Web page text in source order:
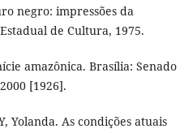
negro: impressões da
de Cultura, 1975.
amazônica. Brasília: Senado
[1926].
Yolanda. As condições atuais